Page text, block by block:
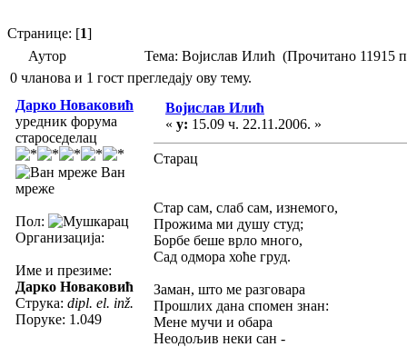
Странице: [1]
Аутор
Тема: Војислав Илић (Прочитано 11915
0 чланова и 1 гост прегледају ову тему.
Дарко Новаковић
уредник форума
староседелац
Ван
мреже
Пол:
Организација:
Име и презиме:
Дарко Новаковић
Струка: dipl. el. inž.
Поруке: 1.049
Војислав Илић
« у: 15.09 ч. 22.11.2006. »
Старац
Стар сам, слаб сам, изнемого,
Прожима ми душу студ;
Борбе беше врло много,
Сад одмора хоће груд.
Заман, што ме разговара
Прошлих дана спомен знан:
Мене мучи и обара
Неодољив неки сан -